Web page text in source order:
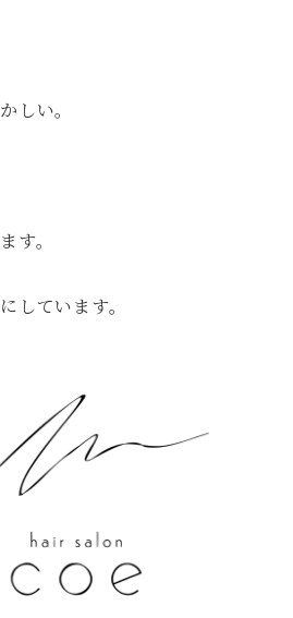
しい。
す。
しています。